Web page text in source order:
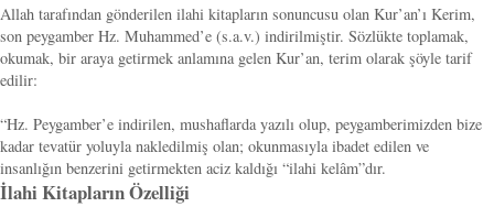
Allah tarafından gönderilen ilahi kitapların sonuncusu olan Kur’an’ı Kerim,
son peygamber Hz. Muhammed’e (s.a.v.) indirilmiştir. Sözlükte toplamak,
okumak, bir araya getirmek anlamına gelen Kur’an, terim olarak şöyle tarif
edilir:
“Hz. Peygamber’e indirilen, mushaflarda yazılı olup, peygamberimizden bize
kadar tevatür yoluyla nakledilmiş olan; okunmasıyla ibadet edilen ve
insanlığın benzerini getirmekten aciz kaldığı “ilahi kelâm”dır.
İlahi Kitapların Özelliği